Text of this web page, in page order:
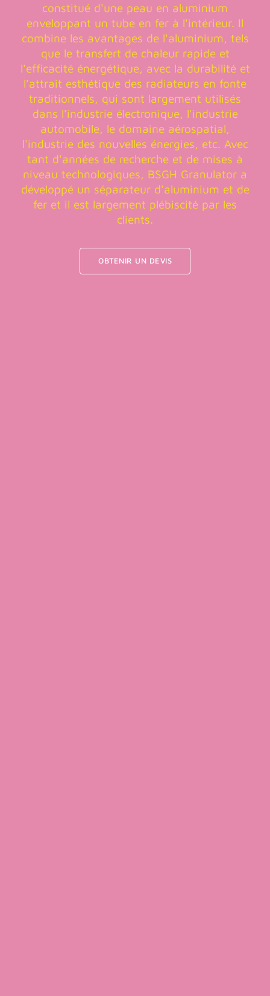
constitué d'une peau en aluminium
enveloppant un tube en fer à l'intérieur. Il
combine les avantages de l'aluminium, tels
que le transfert de chaleur rapide et
l'efficacité énergétique, avec la durabilité et
l'attrait esthétique des radiateurs en fonte
traditionnels, qui sont largement utilisés
dans l'industrie électronique, l'industrie
automobile, le domaine aérospatial,
l'industrie des nouvelles énergies, etc. Avec
tant d'années de recherche et de mises à
niveau technologiques, BSGH Granulator a
développé un séparateur d'aluminium et de
fer et il est largement plébiscité par les
clients.
OBTENIR UN DEVIS